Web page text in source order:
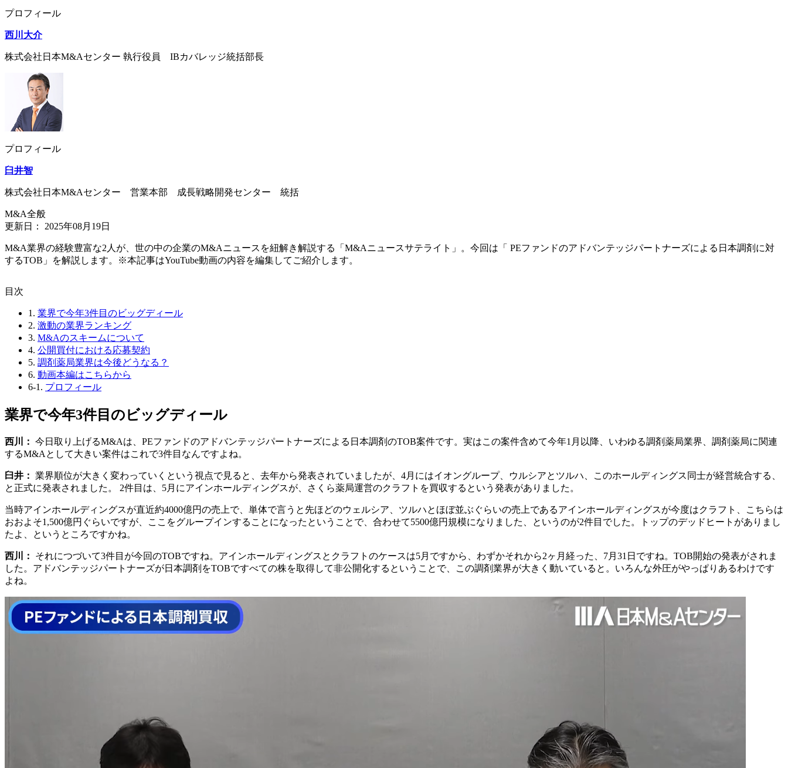
プロフィール
西川大介
株式会社日本M&Aセンター 執行役員 IBカバレッジ統括部長
プロフィール
臼井智
株式会社日本M&Aセンター 営業本部 成長戦略開発センター 統括
M&A全般
更新日： 2025年08月19日
M&A業界の経験豊富な2人が、世の中の企業のM&Aニュースを紐解き解説する「M&Aニュースサテライト」。今回は「 PEファンドのアドバンテッジパートナーズによる日本調剤に対
するTOB」を解説します。※本記事はYouTube動画の内容を編集してご紹介します。
⽬次
1. 業界で今年3件目のビッグディール
2. 激動の業界ランキング
3. M&Aのスキームについて
4. 公開買付における応募契約
5. 調剤薬局業界は今後どうなる？
6. 動画本編はこちらから
6-1. プロフィール
業界で今年3件目のビッグディール
西川： 今日取り上げるM&Aは、PEファンドのアドバンテッジパートナーズによる日本調剤のTOB案件です。実はこの案件含めて今年1月以降、いわゆる調剤薬局業界、調剤薬局に関連
するM&Aとして大きい案件はこれで3件目なんですよね。
臼井： 業界順位が大きく変わっていくという視点で見ると、去年から発表されていましたが、4月にはイオングループ、ウルシアとツルハ、このホールディングス同士が経営統合する、
と正式に発表されました。 2件目は、5月にアインホールディングスが、さくら薬局運営のクラフトを買収するという発表がありました。
当時アインホールディングスが直近約4000億円の売上で、単体で言うと先ほどのウェルシア、ツルハとほぼ並ぶぐらいの売上であるアインホールディングスが今度はクラフト、こちらは
おおよそ1,500億円ぐらいですが、ここをグループインすることになったということで、合わせて5500億円規模になりました、というのが2件目でした。トップのデッドヒートがありまし
たよ、というところですかね。
西川：
それにつづいて3件目が今回のTOBですね。アインホールディングスとクラフトのケースは5月ですから、わずかそれから2ヶ月経った、7月31日ですね。TOB開始の発表がされま
した。アドバンテッジパートナーズが日本調剤をTOBですべての株を取得して非公開化するということで、この調剤業界が大きく動いていると。いろんな外圧がやっぱりあるわけです
よね。